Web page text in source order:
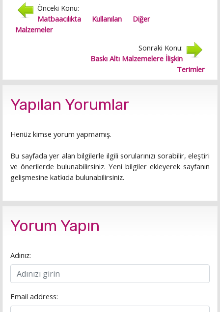
Önceki Konu:
Matbaacılıkta Kullanılan Diğer
Malzemeler
Sonraki Konu:
Baskı Altı Malzemelere İlişkin
Terimler
Yapılan Yorumlar
Henüz kimse yorum yapmamış.
Bu sayfada yer alan bilgilerle ilgili sorularınızı sorabilir, eleştiri
ve önerilerde bulunabilirsiniz. Yeni bilgiler ekleyerek sayfanın
gelişmesine katkıda bulunabilirsiniz.
Yorum Yapın
Adınız:
Email address: